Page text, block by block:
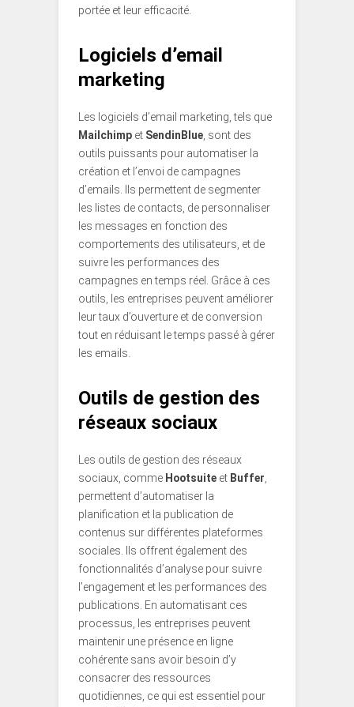
portée et leur efficacité.
Logiciels d’email
marketing
Les logiciels d’email marketing, tels que
Mailchimp et SendinBlue , sont des
outils puissants pour automatiser la
création et l’envoi de campagnes
d’emails. Ils permettent de segmenter
les listes de contacts, de personnaliser
les messages en fonction des
comportements des utilisateurs, et de
suivre les performances des
campagnes en temps réel. Grâce à ces
outils, les entreprises peuvent améliorer
leur taux d’ouverture et de conversion
tout en réduisant le temps passé à gérer
les emails.
Outils de gestion des
réseaux sociaux
Les outils de gestion des réseaux
sociaux, comme Hootsuite et Buffer
permettent d’automatiser la
planification et la publication de
contenus sur différentes plateformes
sociales. Ils offrent également des
fonctionnalités d’analyse pour suivre
l’engagement et les performances des
publications. En automatisant ces
processus, les entreprises peuvent
maintenir une présence en ligne
cohérente sans avoir besoin d’y
consacrer des ressources
quotidiennes, ce qui est essentiel pour